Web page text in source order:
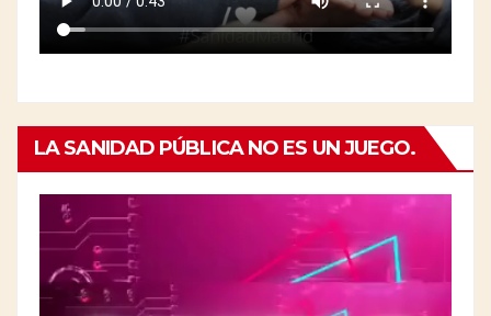
LA SANIDAD PÚBLICA NO ES UN JUEGO.